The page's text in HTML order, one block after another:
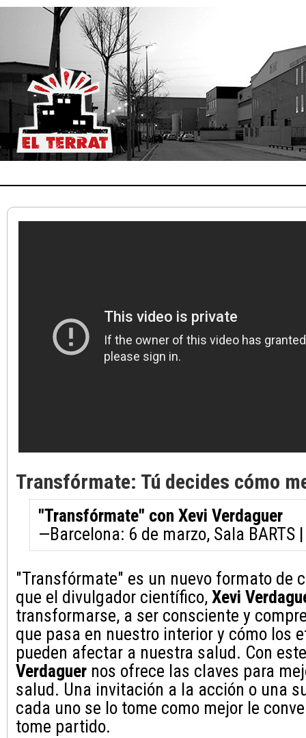
Transfórmate: Tú decides cómo
"Transfórmate" con Xevi Verdaguer
—Barcelona: 6 de marzo, Sala BARTS
"Transfórmate" es un nuevo formato de
que el divulgador científico, Xevi
transformarse, a ser consciente y
que pasa en nuestro interior y cómo los
pueden afectar a nuestra salud. Con
Verdaguer nos ofrece las claves para
salud. Una invitación a la acción o una
cada uno se lo tome como mejor le
tome partido.